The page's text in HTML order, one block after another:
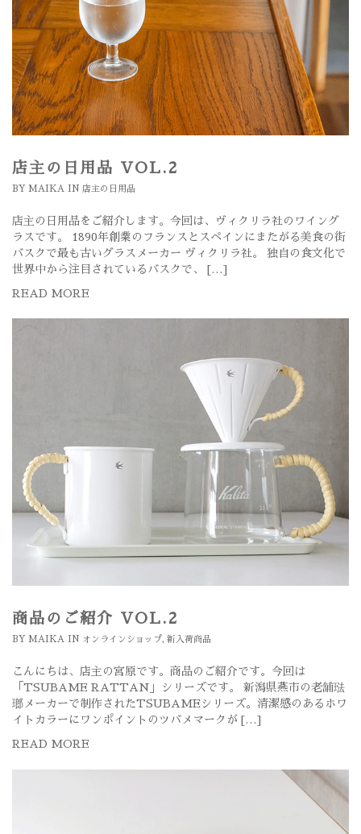
店主の日用品 VOL.2
BY MAIKA IN 店主の日用品
店主の日用品をご紹介します。今回は、ヴィクリラ社のワイング
ラスです。 1890年創業のフランスとスペインにまたがる美食の街
バスクで最も古いグラスメーカー ヴィクリラ社。 独自の食文化で
世界中から注目されているバスクで、 […]
READ MORE
商品のご紹介 VOL.2
BY MAIKA IN オンラインショップ, 新入荷商品
こんにちは、店主の宮原です。商品のご紹介です。今回は
「TSUBAME RATTAN」シリーズです。 新潟県燕市の老舗琺
瑯メーカーで制作されたTSUBAMEシリーズ。清潔感のあるホワ
イトカラーにワンポイントのツバメマークが […]
READ MORE